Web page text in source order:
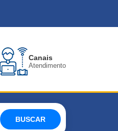
Canais
Atendimento
BUSCAR